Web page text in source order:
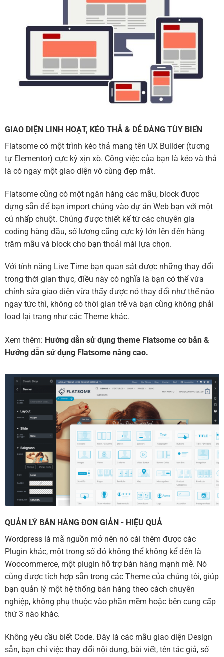
GIAO DIỆN LINH HOẠT, KÉO THẢ & DỄ DÀNG TÙY BIẾN
Flatsome có một trình kéo thả mang tên UX Builder (tương
tự Elementor) cực kỳ xịn xò. Công việc của bạn là kéo và thả
là có ngay một giao diện vô cùng đẹp mắt.
Flatsome cũng có một ngân hàng các mẫu, block được
dựng sẵn để bạn import chúng vào dự án Web bạn với một
cú nhấp chuột. Chúng được thiết kế từ các chuyên gia
coding hàng đầu, số lượng cũng cực kỳ lớn lên đến hàng
trăm mẫu và block cho bạn thoải mái lựa chọn.
Với tính năng Live Time bạn quan sát được những thay đổi
trong thời gian thực, điều này có nghĩa là bạn có thể vừa
chỉnh sửa giao diện vừa thấy được nó thay đổi như thế nào
ngay tức thì, không có thời gian trễ và bạn cũng không phải
load lại trang như các Theme khác.
Xem thêm: Hướng dẫn sử dụng theme Flatsome cơ bản &
Hướng dẫn sử dụng Flatsome nâng cao.
QUẢN LÝ BÁN HÀNG ĐƠN GIẢN - HIỆU QUẢ
Wordpress là mã nguồn mở nên nó cài thêm được các
Plugin khác, một trong số đó không thể không kể đến là
Woocommerce, một plugin hỗ trợ bán hàng mạnh mẽ. Nó
cũng được tích hợp sẵn trong các Theme của chúng tôi, giúp
bạn quản lý một hệ thống bán hàng theo cách chuyên
nghiệp, không phụ thuộc vào phần mềm hoặc bên cung cấp
thứ 3 nào khác.
Không yêu cầu biết Code. Đây là các mẫu giao diện Design
sẵn, bạn chỉ việc thay đổi nội dung, bài viết, tên tác giả, số